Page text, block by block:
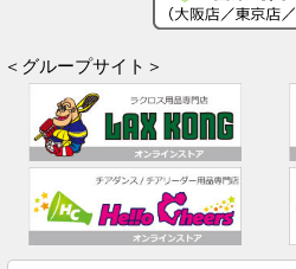
＜グループサイト＞